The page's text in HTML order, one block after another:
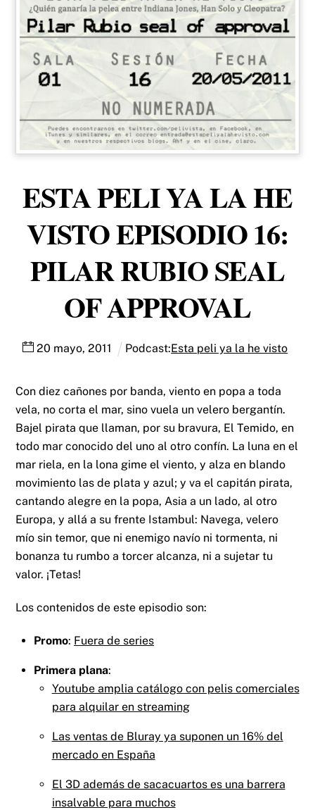
ESTA PELI YA LA HE
VISTO EPISODIO 16:
PILAR RUBIO SEAL
OF APPROVAL
20 mayo,2011 Podcast:Esta peli ya la he visto
Con diez cañones por banda, viento en popa a toda
vela, no corta el mar, sino vuela un velero bergantín.
Bajel pirata que llaman, por su bravura, El Temido, en
todo mar conocido del uno al otro confín. La luna en el
mar riela, en la lona gime el viento, y alza en blando
movimiento las de plata y azul; y va el capitán pirata,
cantando alegre en la popa, Asia a un lado, al otro
Europa, y allá a su frente Istambul: Navega, velero
mío sin temor, que ni enemigo navío ni tormenta, ni
bonanza tu rumbo a torcer alcanza, ni a sujetar tu
valor. ¡Tetas!
Los contenidos de este episodio son:
Promo: Fuera de series
Primera plana:
Youtube amplia catálogo con pelis comerciales
para alquilar en streaming
Las ventas de Bluray ya suponen un 16% del
mercado en España
El 3D además de sacacuartos es una barrera
insalvable para muchos